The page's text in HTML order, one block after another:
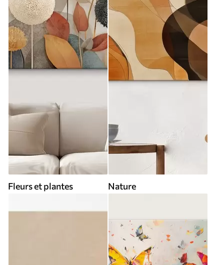
Fleurs et plantes Nature